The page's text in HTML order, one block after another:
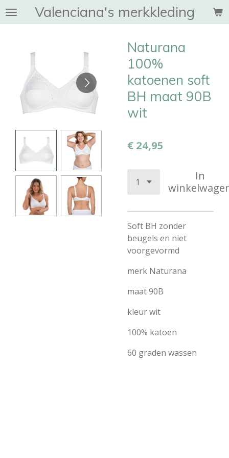
Ga
direct
Valenciana's merkkleding
Naturana
100%
katoenen soft
BH maat 90B
wit
€ 24,95
In
Soft BH zonder
beugels en niet
voorgevormd
merk Naturana
maat 90B
kleur wit
100% katoen
60 graden wassen